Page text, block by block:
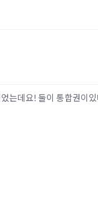
는데요! 둘이 통합권이